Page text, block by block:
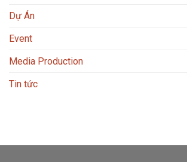
Dự Án
Event
Media Production
Tin tức